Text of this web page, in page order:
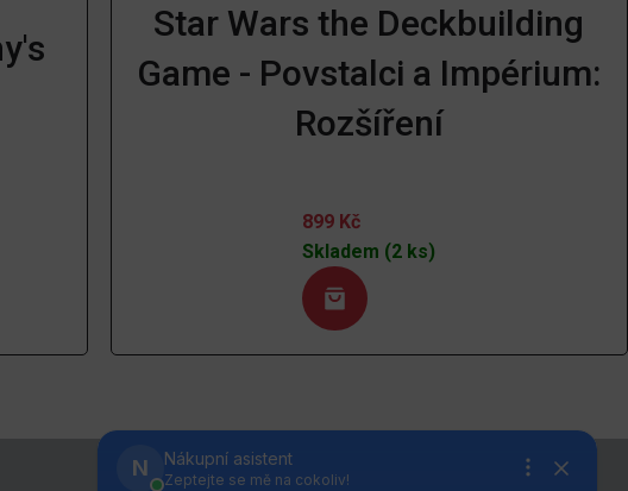
Star Wars the Deckbuilding
Game - Povstalci a Impérium:
Rozšíření
899 Kč
Skladem (2 ks)